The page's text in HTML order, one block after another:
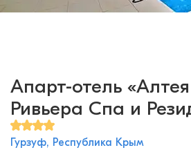
Апарт-отель
Ривьера Спа и
Гурзуф, Республика Крым